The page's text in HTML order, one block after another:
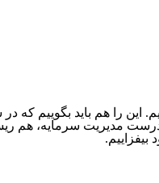
را هم باید بگوییم که
مدیریت سرمایه، هم